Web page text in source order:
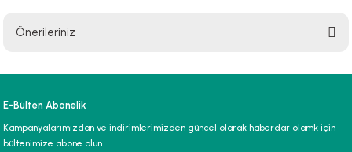
Önerileriniz
Bu ürünün fiyat bilgisi, resim, ürün açıklamalarında ve diğer konularda
iletebilirsiniz.
E-Bülten Abonelik
Kampanyalarımızdan ve indirimlerimizden güncel olarak haberdar olamk için
bültenimize abone olun.